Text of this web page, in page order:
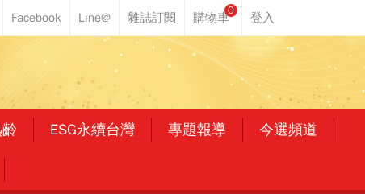
0
ESG永續台灣 專題報導 今選頻道